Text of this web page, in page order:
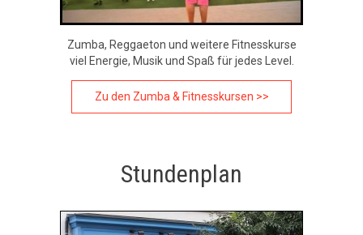
Zumba, Reggaeton und weitere Fitnesskurse
viel Energie, Musik und Spaß für jedes Level.
Zu den Zumba & Fitnesskursen >>
Stundenplan